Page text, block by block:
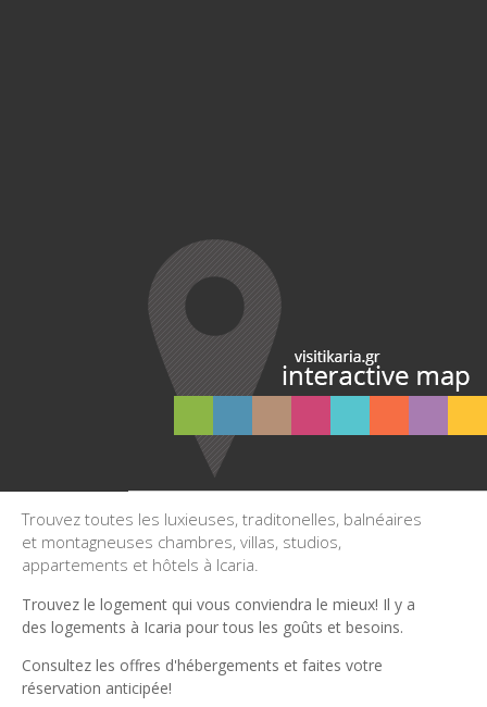
Trouvez toutes les luxieuses, traditonelles, balnéaires
et montagneuses chambres, villas, studios,
appartements et hôtels à Icaria.
Trouvez le logement qui vous conviendra le mieux! Il y a
des logements à Icaria pour tous les goûts et besoins.
Consultez les offres d'hébergements et faites votre
réservation anticipée!